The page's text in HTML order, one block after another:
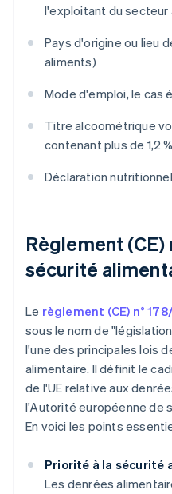
l'exploitant du secteur
Pays d'origine ou lieu
aliments)
Mode d'emploi, le cas
Titre alcoométrique
contenant plus de 1,2
Déclaration
Règlement (CE)
sécurité
Le règlement (CE) n°
sous le nom de
l'une des principales lois
alimentaire. Il définit le
de l'UE relative aux
l'Autorité européenne de
En voici les points
Priorité à la sécurité
Les denrées